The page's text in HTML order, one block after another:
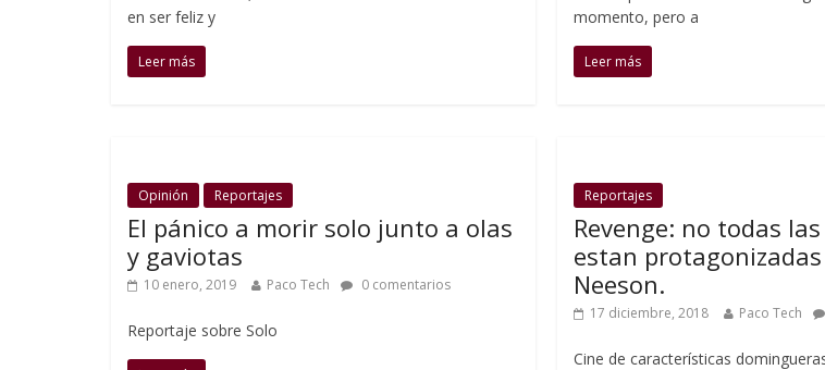
en ser feliz y
Leer más
momento, pero a
Leer más
Opinión Reportajes
El pánico a morir solo junto a olas
y gaviotas
10 enero, 2019 Paco Tech 0 comentarios
Reportaje sobre Solo
Reportajes
Revenge: no todas
estan
Neeson.
17 diciembre, 2018 Paco Tech
Cine de características